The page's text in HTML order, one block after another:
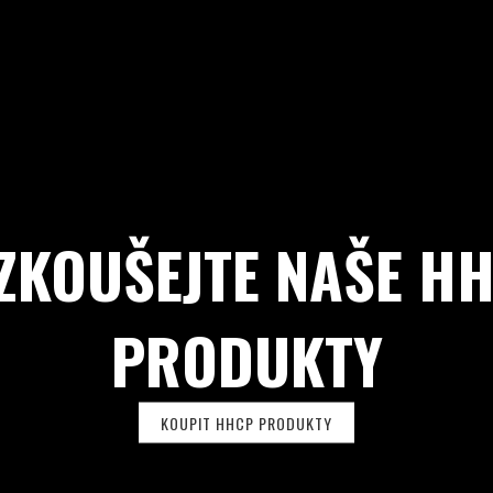
NAŠE
PRODUKTY
KOUPIT HHCP PRODUKTY